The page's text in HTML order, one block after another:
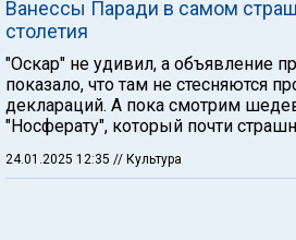
Ванессы Паради в самом
столетия
"Оскар" не удивил, а объявление
показало, что там не стесняются
деклараций. А пока смотрим
"Носферату", который почти
24.01.2025 12:35 // Культура